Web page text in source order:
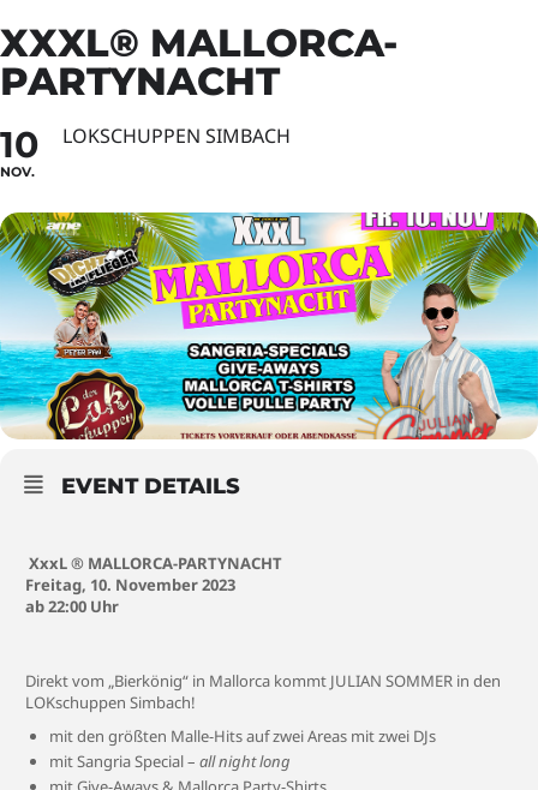
XXXL® MALLORCA-
PARTYNACHT
10
NOV.
LOKSCHUPPEN SIMBACH
EVENT DETAILS
XxxL ® MALLORCA-PARTYNACHT
Freitag, 10. November 2023
ab 22:00 Uhr
Direkt vom „Bierkönig“ in Mallorca kommt JULIAN SOMMER in den
LOKschuppen Simbach!
mit den größten Malle-Hits auf zwei Areas mit zwei DJs
mit Sangria Special – all night long